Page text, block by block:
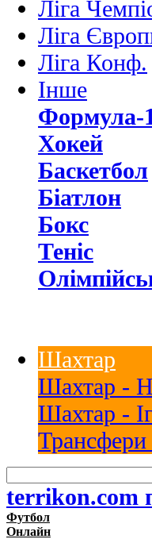
Ліга
Ліга
Ліга Конф.
Інше
Формула-
Хокей
Баскетбол
Біатлон
Бокс
Теніс
Шахтар
Шахтар -
Шахтар -
terrikon.com
Футбол
Онлайн